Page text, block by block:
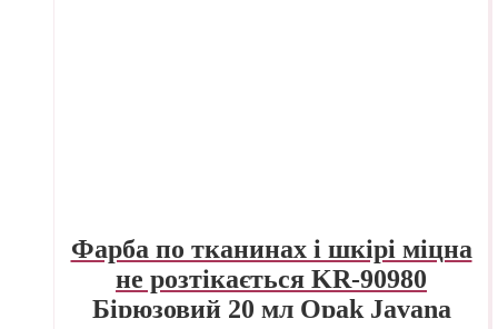
Фарба по тканинах і шкірі міцна
не розтікається KR-90980
Бірюзовий 20 мл Opak Javana